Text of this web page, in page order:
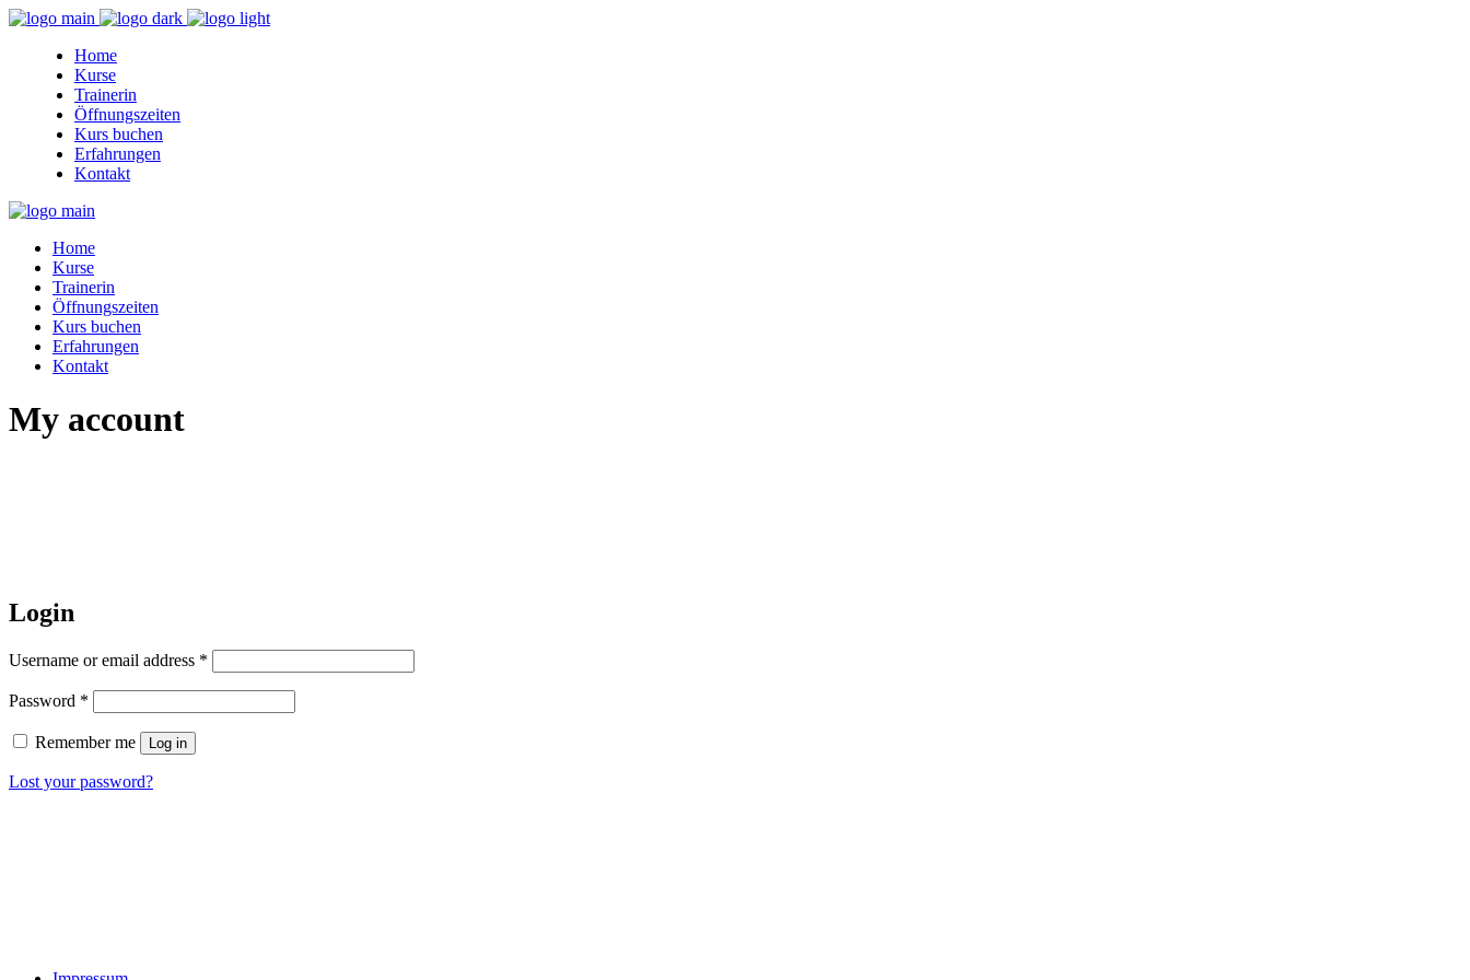
Home
Kurse
Trainerin
Öffnungszeiten
Kurs buchen
Erfahrungen
Kontakt
Home
Kurse
Trainerin
Öffnungszeiten
Kurs buchen
Erfahrungen
Kontakt
My account
Login
Username or email address *
Password *
Remember me Log in
Lost your password?